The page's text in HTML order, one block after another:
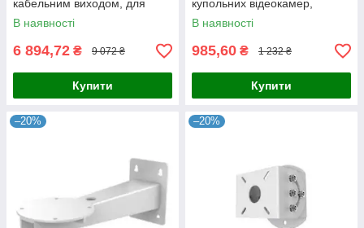
кабельним виходом, для
вуличного та внутрішнього
використання, макс.
навантаження 6 кг,
В наявності
6 894,72 ₴ 9 072 ₴
Купити
купольних відеокамер,
приховане встановлення,
сумісність з Hikvision,
максимальне
В наявності
985,60 ₴ 1 232 ₴
Купити
–20% –20%